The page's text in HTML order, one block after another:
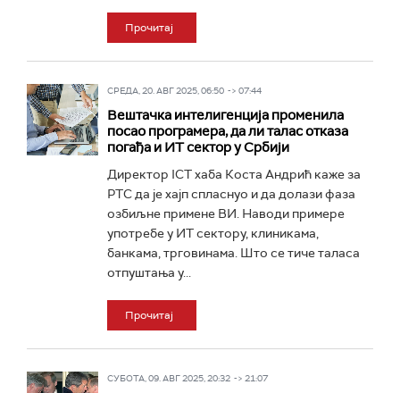
Прочитај
СРЕДА, 20. АВГ 2025, 06:50 -> 07:44
Вештачка интелигенција променила
посао програмера, да ли талас отказа
погађа и ИТ сектор у Србији
Директор ICT хаба Коста Андрић каже за
РТС да је хајп спласнуо и да долази фаза
озбиљне примене ВИ. Наводи примере
употребе у ИТ сектору, клиникама,
банкама, трговинама. Што се тиче таласа
отпуштања у...
Прочитај
СУБОТА, 09. АВГ 2025, 20:32 -> 21:07